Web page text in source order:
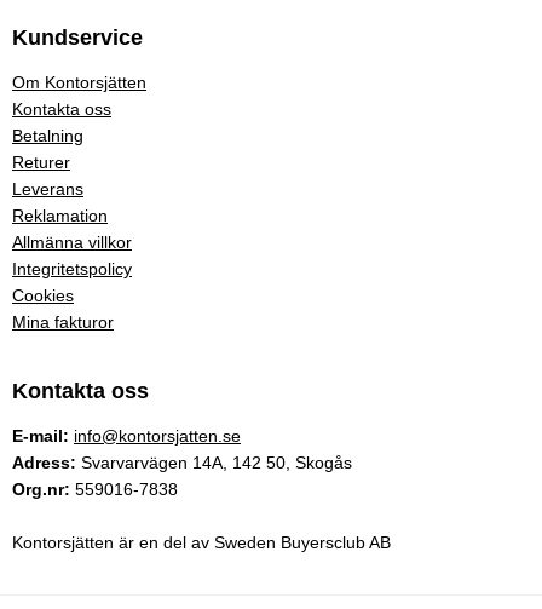
Kundservice
Om Kontorsjätten
Kontakta oss
Betalning
Returer
Leverans
Reklamation
Allmänna villkor
Integritetspolicy
Cookies
Mina fakturor
Kontakta oss
E-mail: info@kontorsjatten.se
Adress: Svarvarvägen 14A, 142 50, Skogås
Org.nr: 559016-7838
Kontorsjätten är en del av Sweden Buyersclub AB